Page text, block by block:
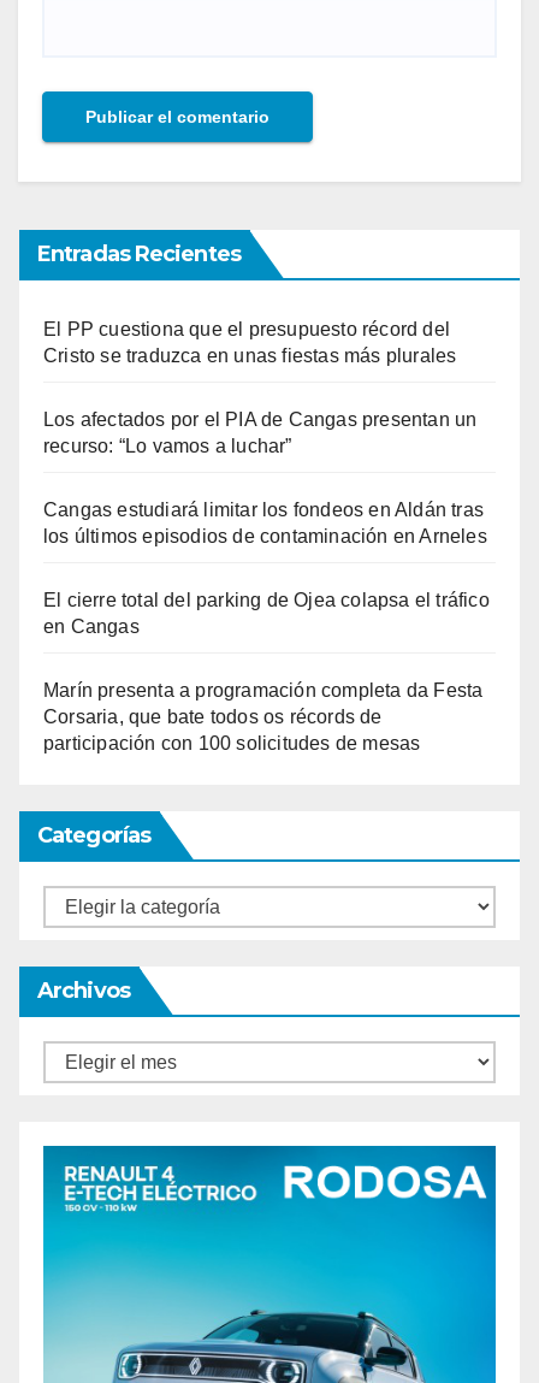
Entradas Recientes
El PP cuestiona que el presupuesto récord del
Cristo se traduzca en unas fiestas más plurales
Los afectados por el PIA de Cangas presentan un
recurso: “Lo vamos a luchar”
Cangas estudiará limitar los fondeos en Aldán tras
los últimos episodios de contaminación en Arneles
El cierre total del parking de Ojea colapsa el tráfico
en Cangas
Marín presenta a programación completa da Festa
Corsaria, que bate todos os récords de
participación con 100 solicitudes de mesas
Categorías
Categorías
Archivos
Archivos